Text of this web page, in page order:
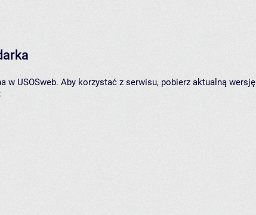
w USOSweb. Aby korzystać z serwisu, pobierz aktualną wersję